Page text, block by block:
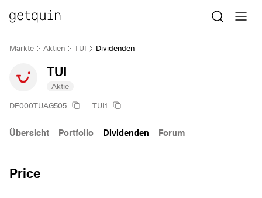
Märkte Aktien TUI Dividenden
TUI
Aktie
DE000TUAG505 TUI1
Price
Übersicht Portfolio Dividenden Forum